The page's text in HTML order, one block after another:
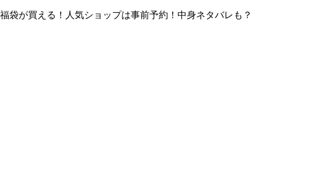
袋が買える！人気ショップは事前予約！中身ネタバレも？